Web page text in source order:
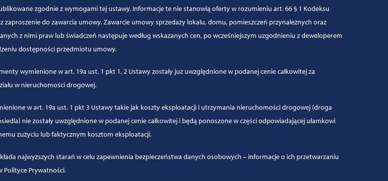
zgodnie z wymogami tej ustawy. Informacje te nie stanowią oferty w rozumieniu art. 66 § 1 Kodeksu
zaproszenie do zawarcia umowy. Zawarcie umowy sprzedaży lokalu, domu, pomieszczeń przynależnych oraz
z nimi praw lub świadczeń następuje według wskazanych cen, po wcześniejszym uzgodnieniu z deweloperem
dostępności przedmiotu umowy.
wymienione w art. 19a ust. 1 pkt 1, 2 Ustawy zostały już uwzględnione w podanej cenie całkowitej za
w nieruchomości drogowej.
w art. 19a ust. 1 pkt 3 Ustawy takie jak koszty eksploatacji i utrzymania nieruchomości drogowej (droga
nie zostały uwzględnione w podanej cenie całkowitej i będą ponoszone w części odpowiadającej ułamkowi
zużyciu lub faktycznym kosztom eksploatacji.
najwyższych starań w celu zapewnienia bezpieczeństwa danych osobowych – informacje o ich przetwarzaniu
Polityce Prywatności.